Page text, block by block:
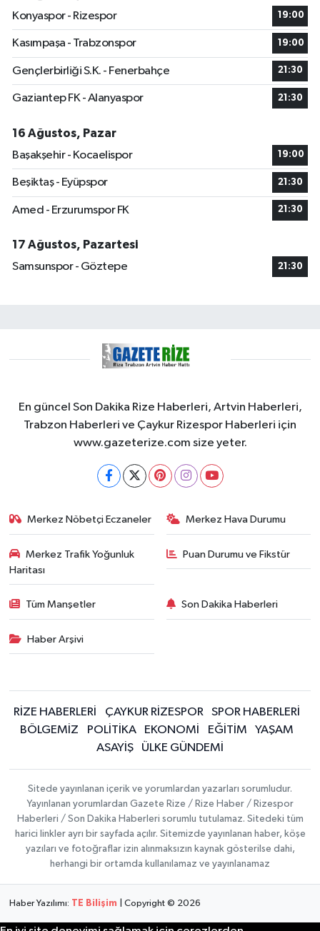
Konyaspor - Rizespor
19:00
Kasımpaşa - Trabzonspor 19:00
Gençlerbirliği S.K. - Fenerbahçe 21:30
Gaziantep FK - Alanyaspor 21:30
16 Ağustos, Pazar
Başakşehir - Kocaelispor
19:00
Beşiktaş - Eyüpspor 21:30
Amed - Erzurumspor FK 21:30
17 Ağustos, Pazartesi
Samsunspor - Göztepe
21:30
En güncel Son Dakika Rize Haberleri, Artvin Haberleri,
Trabzon Haberleri ve Çaykur Rizespor Haberleri için
www.gazeterize.com size yeter.
Merkez Nöbetçi Eczaneler Merkez Hava Durumu
Merkez Trafik Yoğunluk
Haritası
Puan Durumu ve Fikstür
Tüm Manşetler Son Dakika Haberleri
Haber Arşivi
RİZE HABERLERİ ÇAYKUR RİZESPOR
SPOR HABERLERİ
BÖLGEMİZ
POLİTİKA EKONOMİ EĞİTİM
YAŞAM
ASAYİŞ
ÜLKE GÜNDEMİ
Sitede yayınlanan içerik ve yorumlardan yazarları sorumludur.
Yayınlanan yorumlardan Gazete Rize / Rize Haber / Rizespor
Haberleri / Son Dakika Haberleri sorumlu tutulamaz. Sitedeki tüm
harici linkler ayrı bir sayfada açılır. Sitemizde yayınlanan haber, köşe
yazıları ve fotoğraflar izin alınmaksızın kaynak gösterilse dahi,
herhangi bir ortamda kullanılamaz ve yayınlanamaz
Haber Yazılımı: TE Bilişim | Copyright © 2026